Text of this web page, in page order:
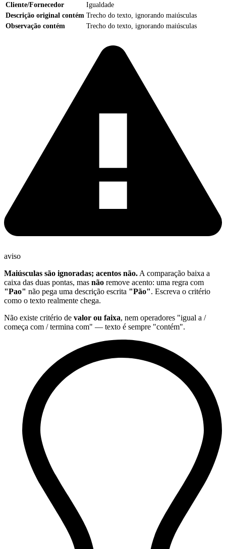
Cliente/Fornecedor
Igualdade
Descrição original contém Trecho do texto, ignorando maiúsculas
Observação contém
Trecho do texto, ignorando maiúsculas
aviso
Maiúsculas são ignoradas; acentos não. A comparação baixa a
caixa das duas pontas, mas não remove acento: uma regra com
"Pao" não pega uma descrição escrita "Pão". Escreva o critério
como o texto realmente chega.
Não existe critério de valor ou faixa, nem operadores "igual a /
começa com / termina com" — texto é sempre "contém".